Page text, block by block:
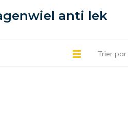
anti lek
Trier par: